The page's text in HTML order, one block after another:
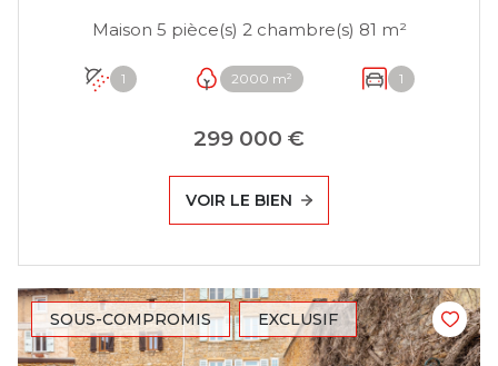
Maison 5 pièce(s) 2 chambre(s) 81 m²
1 2000 m² 1
299 000 €
VOIR LE BIEN
SOUS-COMPROMIS EXCLUSIF